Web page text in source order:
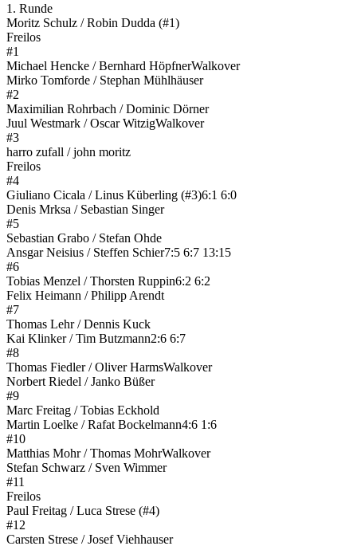
1. Runde
Moritz Schulz / Robin Dudda (#1)
Freilos
#1
Michael Hencke / Bernhard HöpfnerWalkover
Mirko Tomforde / Stephan Mühlhäuser
#2
Maximilian Rohrbach / Dominic Dörner
Juul Westmark / Oscar WitzigWalkover
#3
harro zufall / john moritz
Freilos
#4
Giuliano Cicala / Linus Küberling (#3)6:1 6:0
Denis Mrksa / Sebastian Singer
#5
Sebastian Grabo / Stefan Ohde
Ansgar Neisius / Steffen Schier7:5 6:7 13:15
#6
Tobias Menzel / Thorsten Ruppin6:2 6:2
Felix Heimann / Philipp Arendt
#7
Thomas Lehr / Dennis Kuck
Kai Klinker / Tim Butzmann2:6 6:7
#8
Thomas Fiedler / Oliver HarmsWalkover
Norbert Riedel / Janko Büßer
#9
Marc Freitag / Tobias Eckhold
Martin Loelke / Rafat Bockelmann4:6 1:6
#10
Matthias Mohr / Thomas MohrWalkover
Stefan Schwarz / Sven Wimmer
#11
Freilos
Paul Freitag / Luca Strese (#4)
#12
Carsten Strese / Josef Viehhauser